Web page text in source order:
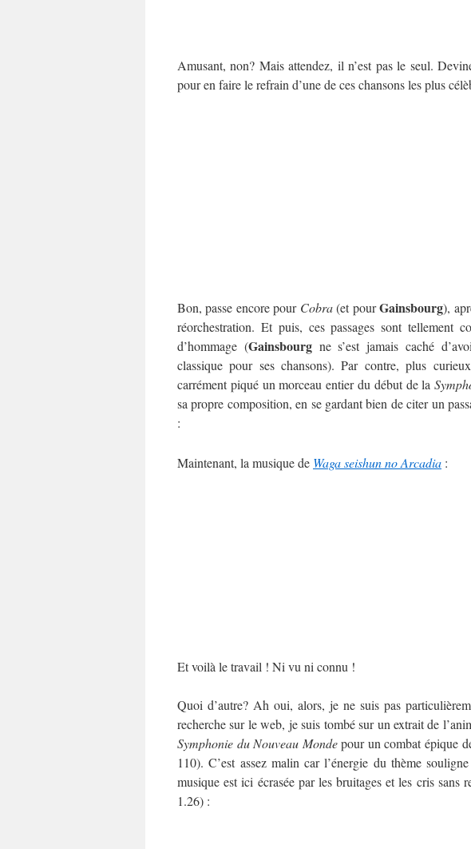
Amusant, non? Mais attendez, il n’est pas le seul.
pour en faire le refrain d’une de ces chansons les plus
Bon, passe encore pour Cobra(et pourGainsbourg),
réorchestration. Et puis, ces passages sont tellement
d’hommage (Gainsbourgne s’est jamais caché
classique pour ses chansons). Par contre, plus
carrément piqué un morceau entier du début de la
sa propre composition, en se gardant bien de citer un
:
Maintenant, la musique de Waga seishun no Arcadia :
Et voilà le travail ! Ni vu ni connu !
Quoi d’autre? Ah oui, alors, je ne suis pas
recherche sur le web, je suis tombé sur un extrait de
Symphonie du Nouveau Mondepour un combat épique
110). C’est assez malin car l’énergie du thème
musique est ici écrasée par les bruitages et les cris sans
1.26) :